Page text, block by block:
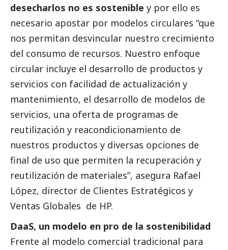
desecharlos no es sostenible y por ello es
necesario apostar por modelos circulares “que
nos permitan desvincular nuestro crecimiento
del consumo de recursos. Nuestro enfoque
circular incluye el desarrollo de productos y
servicios con facilidad de actualización y
mantenimiento, el desarrollo de modelos de
servicios, una oferta de programas de
reutilización y reacondicionamiento de
nuestros productos y diversas opciones de
final de uso que permiten la recuperación y
reutilización de materiales”, asegura Rafael
López, director de Clientes Estratégicos y
Ventas Globales de HP.
DaaS, un modelo en pro de la sostenibilidad
Frente al modelo comercial tradicional para